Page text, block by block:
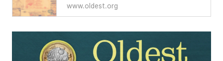
www.oldest.org